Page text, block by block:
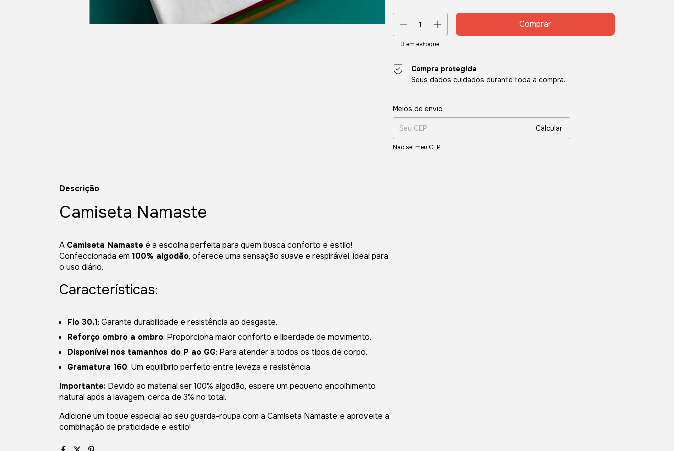
3 em estoque
Compra protegida
Seus dados cuidados durante toda a compra.
Entregas para o CEP:
Meios de envio
Calcular
Não sei meu CEP
Descrição
Camiseta Namaste
A Camiseta Namaste é a escolha perfeita para quem busca conforto e estilo!
Confeccionada em 100% algodão, oferece uma sensação suave e respirável, ideal para
o uso diário.
Características:
Fio 30.1: Garante durabilidade e resistência ao desgaste.
Reforço ombro a ombro: Proporciona maior conforto e liberdade de movimento.
Disponível nos tamanhos do P ao GG: Para atender a todos os tipos de corpo.
Gramatura 160: Um equilíbrio perfeito entre leveza e resistência.
Importante: Devido ao material ser 100% algodão, espere um pequeno encolhimento
natural após a lavagem, cerca de 3% no total.
Adicione um toque especial ao seu guarda-roupa com a Camiseta Namaste e aproveite a
combinação de praticidade e estilo!